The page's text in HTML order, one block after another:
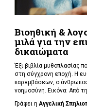
Βιοηθική &
μιλά για την
δικαιώματα
Έξι βιβλία μυθοπλασίας
στη σύγχρονη εποχή. Η
παρεμβάσεων, ο
νοημοσύνη. Εικόνα: Από
Γράφει η Αγγελική